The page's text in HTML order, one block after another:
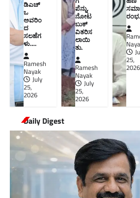
ಡಿಎಚ್‌
ಒ
ಅವರಿಂ
ದ
ಸಲಹೆಗ
ಳು….
Ramesh
Nayak
July
25,
2026
ಪೆನ್ನು,
ನೋಟ
ಬುಕ್
ವಿತರಿಸ
ಲಾಯಿ
ತು.
Ramesh
Nayak
July
25,
2026
ಸಮಾ
25,
2026
Daily Digest